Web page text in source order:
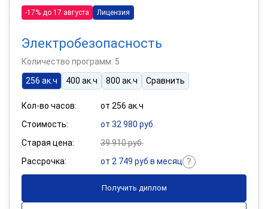
-17% до 17 августа Лицензия
Электробезопасность
Количество программ: 5
256 ак.ч
400 ак.ч 800 ак.ч Сравнить
Кол-во часов:
от 256 ак.ч
Стоимость:
от 32 980 руб.
Старая цена:
39 910 руб.
Рассрочка:
от 2 749 руб в месяц
Получить диплом